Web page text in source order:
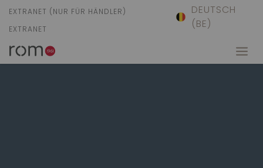
EXTRANET (NUR FÜR HÄNDLER)
EXTRANET
DEUTSCH
(BE)